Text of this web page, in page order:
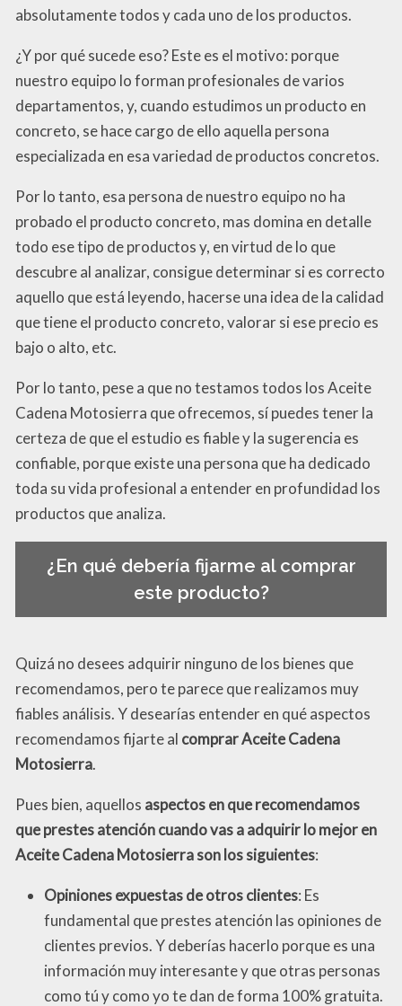
absolutamente todos y cada uno de los productos.
¿Y por qué sucede eso? Este es el motivo: porque
nuestro equipo lo forman profesionales de varios
departamentos, y, cuando estudimos un producto en
concreto, se hace cargo de ello aquella persona
especializada en esa variedad de productos concretos.
Por lo tanto, esa persona de nuestro equipo no ha
probado el producto concreto, mas domina en detalle
todo ese tipo de productos y, en virtud de lo que
descubre al analizar, consigue determinar si es correcto
aquello que está leyendo, hacerse una idea de la calidad
que tiene el producto concreto, valorar si ese precio es
bajo o alto, etc.
Por lo tanto, pese a que no testamos todos los Aceite
Cadena Motosierra que ofrecemos, sí puedes tener la
certeza de que el estudio es fiable y la sugerencia es
confiable, porque existe una persona que ha dedicado
toda su vida profesional a entender en profundidad los
productos que analiza.
¿En qué debería fijarme al comprar
este producto?
Quizá no desees adquirir ninguno de los bienes que
recomendamos, pero te parece que realizamos muy
fiables análisis. Y desearías entender en qué aspectos
recomendamos fijarte al comprar Aceite Cadena
Motosierra.
Pues bien, aquellos aspectos en que recomendamos
que prestes atención cuando vas a adquirir lo mejor en
Aceite Cadena Motosierra son los siguientes:
Opiniones expuestas de otros clientes: Es
fundamental que prestes atención las opiniones de
clientes previos. Y deberías hacerlo porque es una
información muy interesante y que otras personas
como tú y como yo te dan de forma 100% gratuita.